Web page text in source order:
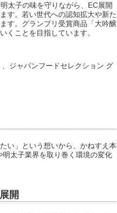
太子の味を守りながら、EC展開
す。若い世代への認知拡大や新た
す。グランプリ受賞商品「大吟醸
くことを目指しています。
ジャパンフードセレクション グ
い」という想いから、かねすえ本
太子業界を取り巻く環境の変化
開